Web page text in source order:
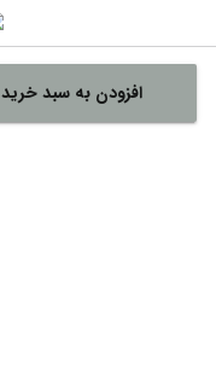
افزودن به سبد خرید